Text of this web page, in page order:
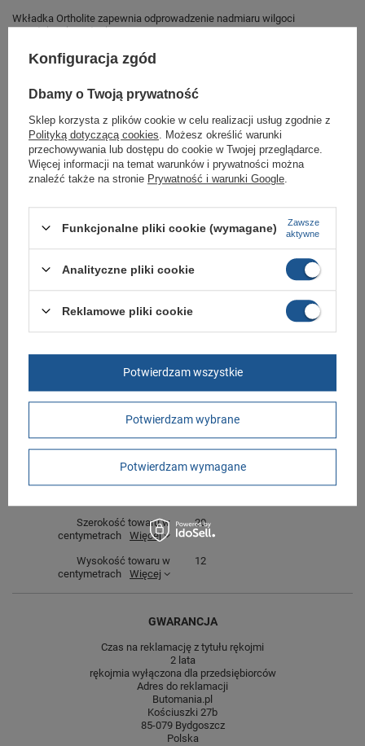
Wkładka Ortholite zapewnia odprowadzenie nadmiaru wilgoci
powstającej na stopie.
Idealne obuwie do każdej sportowej stylizacji.
Buty sportowe dla kobiet sklep
Butomania.pl
Buty sportowe od Aku w standardowym rozmiarze 38.
Zobacz jakie rozmiary są dostępne.
Kupując w naszym sklepie internetowym masz gwarancję, że towar jest
oryginalny i pochodzi z oficjalnej sieci dystrybucyjnej.
W ciągu 30 dni możesz dokonać zwrotu bądź wymiany towaru bez
podania przyczyny.
Marka Aku
Symbol 716274
Cechy dodatkowe
Długość towaru w
30
Szerokość towaru w
centymetrach
Więcej
20
Wysokość towaru w
centymetrach
Więcej
12
GWARANCJA
Czas na reklamację z tytułu rękojmi
2 lata
rękojmia wyłączona dla przedsiębiorców
Adres do reklamacji
Butomania.pl
Kościuszki 27b
85-079 Bydgoszcz
Polska
Konfiguracja zgód
Dbamy o Twoją prywatność
Sklep korzysta z plików cookie w celu realizacji usług zgodnie z
Polityką dotyczącą cookies . Możesz określić warunki
przechowywania lub dostępu do cookie w Twojej przeglądarce.
Więcej informacji na temat warunków i prywatności można
znaleźć także na stronie Prywatność i warunki Google
Funkcjonalne pliki cookie (wymagane)
Zawsze
aktywne
Analityczne pliki cookie
Reklamowe pliki cookie
Potwierdzam wybrane
Potwierdzam wymagane
Potwierdzam wszystkie